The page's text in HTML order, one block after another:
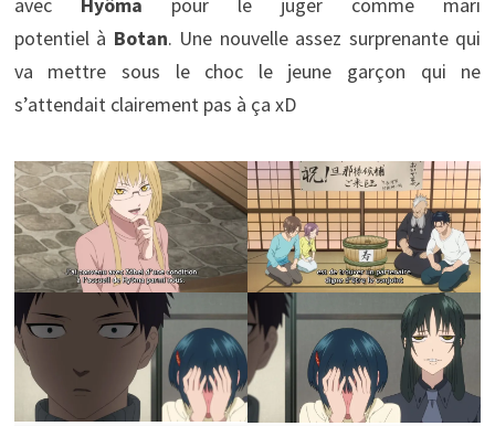
avec Hyôma pour le juger comme mari
potentiel à Botan. Une nouvelle assez surprenante qui
va mettre sous le choc le jeune garçon qui ne
s’attendait clairement pas à ça xD